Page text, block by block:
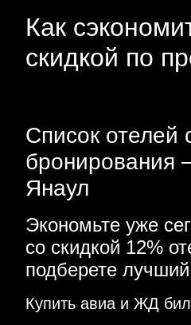
Как
скидкой по
Список отелей
бронирования
Янаул
Экономьте уже
со скидкой 12%
подберете
Купить авиа и ЖД